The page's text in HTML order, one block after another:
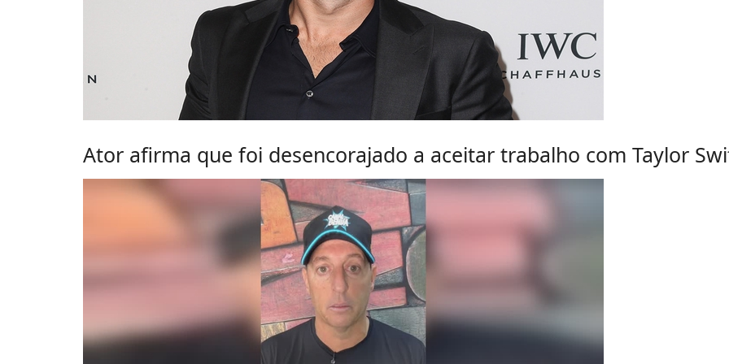
Ator afirma que foi desencorajado a aceitar trabalho com Taylor